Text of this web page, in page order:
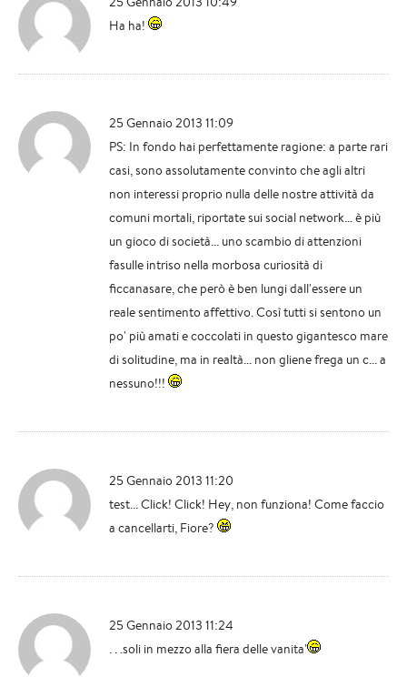
Ha ha!
25 Gennaio 2013 11:09
PS: In fondo hai perfettamente ragione: a parte rari
casi, sono assolutamente convinto che agli altri
non interessi proprio nulla delle nostre attività da
comuni mortali, riportate sui social network... è più
un gioco di società... uno scambio di attenzioni
fasulle intriso nella morbosa curiosità di
ficcanasare, che però è ben lungi dall'essere un
reale sentimento affettivo. Così tutti si sentono un
po' più amati e coccolati in questo gigantesco mare
di solitudine, ma in realtà... non gliene frega un c... a
nessuno!!!
25 Gennaio 2013 11:20
test... Click! Click! Hey, non funziona! Come faccio
a cancellarti, Fiore?
25 Gennaio 2013 11:24
. . .soli in mezzo alla fiera delle vanita'